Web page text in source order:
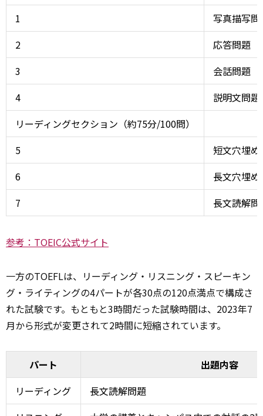
1
写真描写問
2
応答問題
3
会話問題
4
説明文問題
リーディングセクション（約75分/100問）
5
短文穴埋め
6
長文穴埋め
7
長文読解問
参考：TOEIC公式サイト
一方のTOEFLは、リーディング・リスニング・スピーキン
グ・ライティングの4パートが各30点の120点満点で構成さ
れた試験です。もともと3時間だった試験時間は、2023年7
月から形式が変更されて2時間に短縮されています。
パート
出題内容
リーディング
長文読解問題